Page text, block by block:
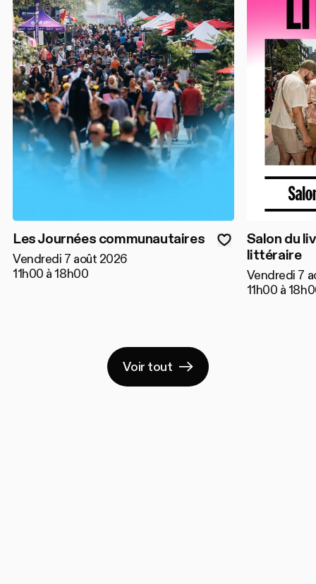
Les Journées communautaires
Vendredi 7 août 2026
11h00 à 18h00
Salon du
littéraire
Vendredi 7
11h00 à
Voir tout